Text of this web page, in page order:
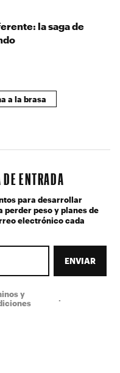
la saga de
a la brasa
ENTRADA
para desarrollar
perder peso y planes de
electrónico cada
ENVIAR
y
.